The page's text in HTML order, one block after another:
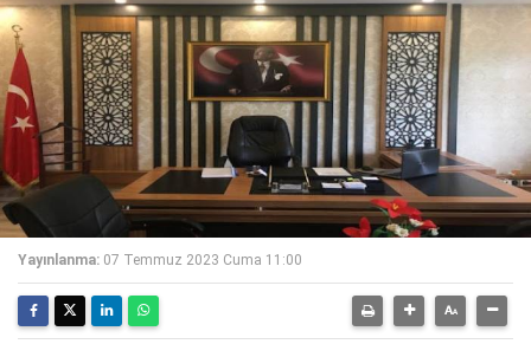
Yayınlanma: 07 Temmuz 2023 Cuma 11:00